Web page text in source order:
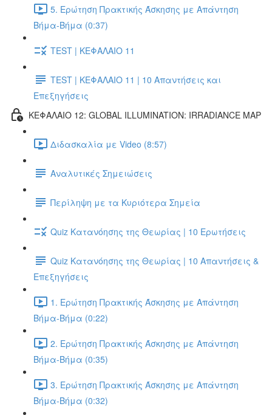
5. Ερώτηση Πρακτικής Άσκησης με Απάντηση
Βήμα-Βήμα (0:37)
TEST | ΚΕΦΑΛΑΙΟ 11
TEST | ΚΕΦΑΛΑΙΟ 11 | 10 Απαντήσεις και
Επεξηγήσεις
ΚΕΦΑΛΑΙΟ 12: GLOBAL ILLUMINATION: IRRADIANCE MAP
Διδασκαλία με Video (8:57)
Αναλυτικές Σημειώσεις
Περίληψη με τα Κυριότερα Σημεία
Quiz Κατανόησης της Θεωρίας | 10 Ερωτήσεις
Quiz Κατανόησης της Θεωρίας | 10 Απαντήσεις &
Επεξηγήσεις
1. Ερώτηση Πρακτικής Άσκησης με Απάντηση
Βήμα-Βήμα (0:22)
2. Ερώτηση Πρακτικής Άσκησης με Απάντηση
Βήμα-Βήμα (0:35)
3. Ερώτηση Πρακτικής Άσκησης με Απάντηση
Βήμα-Βήμα (0:32)